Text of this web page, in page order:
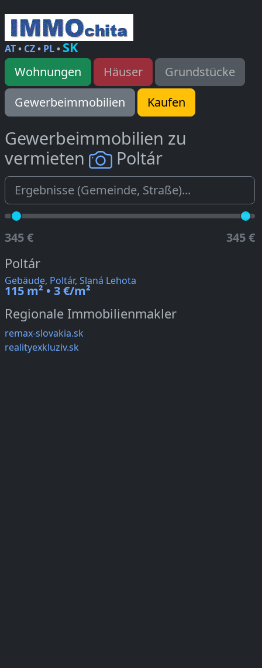
AT• CZ• PL• SK
Wohnungen Häuser
Grundstücke
Gewerbeimmobilien
Kaufen
Gewerbeimmobilien zu
vermieten
Poltár
345 € 345 €
Poltár
Gebäude, Poltár, Slaná Lehota
115 m² • 3 €/m²
Regionale Immobilienmakler
remax-slovakia.sk
realityexkluziv.sk